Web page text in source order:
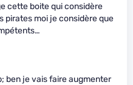
cette boite qui considère
pirates moi je considère que
ben je vais faire augmenter